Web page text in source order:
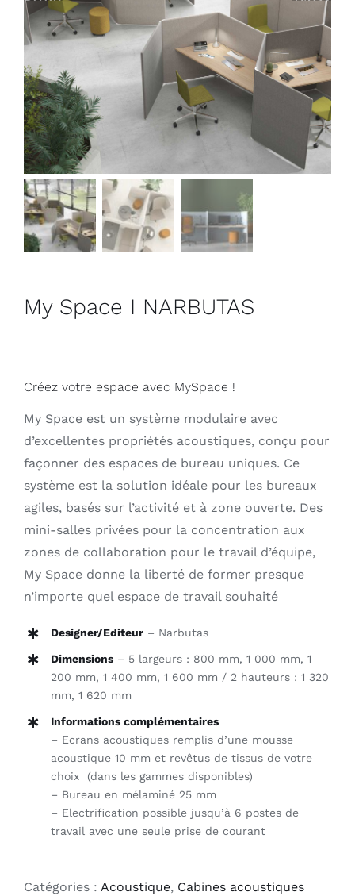
Contact
My Space I NARBUTAS
Créez votre espace avec MySpace !
My Space est un système modulaire avec
d’excellentes propriétés acoustiques, conçu pour
façonner des espaces de bureau uniques. Ce
système est la solution idéale pour les bureaux
agiles, basés sur l’activité et à zone ouverte. Des
mini-salles privées pour la concentration aux
zones de collaboration pour le travail d’équipe,
My Space donne la liberté de former presque
n’importe quel espace de travail souhaité
Designer/Editeur– Narbutas
Dimensions– 5 largeurs : 800 mm, 1 000 mm, 1
200 mm, 1 400 mm, 1 600 mm / 2 hauteurs : 1 320
mm, 1 620 mm
Informations complémentaires
– Ecrans acoustiques remplis d’une mousse
acoustique 10 mm et revêtus de tissus de votre
choix (dans les gammes disponibles)
– Bureau en mélaminé 25 mm
– Electrification possible jusqu’à 6 postes de
travail avec une seule prise de courant
Catégories : Acoustique, Cabines acoustiques